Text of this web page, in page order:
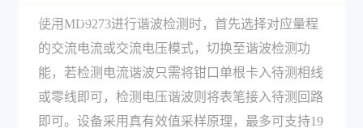
制是什么？
使用MD9273进行谐波检测时，首先选择对应量程
的交流电流或交流电压模式，切换至谐波检测功
能，若检测电流谐波只需将钳口单根卡入待测相线
或零线即可，检测电压谐波则将表笔接入待测回路
即可。设备采用真有效值采样原理，最多可支持19